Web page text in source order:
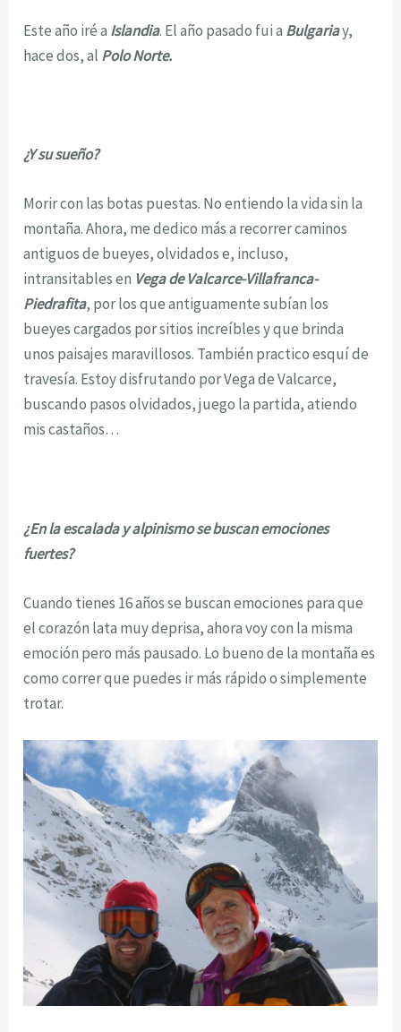
Este año iré a Islandia. El año pasado fui a Bulgariay,
hace dos, al Polo Norte.
¿Y su sueño?
Morir con las botas puestas. No entiendo la vida sin la
montaña. Ahora, me dedico más a recorrer caminos
antiguos de bueyes, olvidados e, incluso,
intransitables en Vega de Valcarce-Villafranca-
Piedrafita, por los que antiguamente subían los
bueyes cargados por sitios increíbles y que brinda
unos paisajes maravillosos. También practico esquí de
travesía. Estoy disfrutando por Vega de Valcarce,
buscando pasos olvidados, juego la partida, atiendo
mis castaños…
¿En la escalada y alpinismo se buscan emociones
fuertes?
Cuando tienes 16 años se buscan emociones para que
el corazón lata muy deprisa, ahora voy con la misma
emoción pero más pausado. Lo bueno de la montaña es
como correr que puedes ir más rápido o simplemente
trotar.